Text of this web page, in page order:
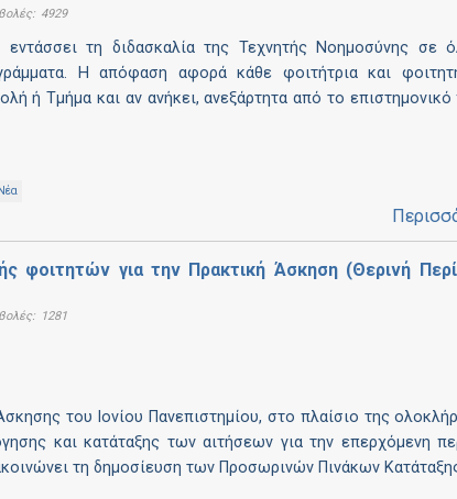
4929
εντάσσει τη διδασκαλία της Τεχνητής Νοημοσύνης σε
Η απόφαση αφορά κάθε φοιτήτρια και
ή Τμήμα και αν ανήκει, ανεξάρτητα από το επιστημονικό
φοιτητών για την Πρακτική Άσκηση (Θερινή
1281
του Ιονίου Πανεπιστημίου, στο πλαίσιο της
και κατάταξης των αιτήσεων για την επερχόμενη
τη δημοσίευση των Προσωρινών Πινάκων